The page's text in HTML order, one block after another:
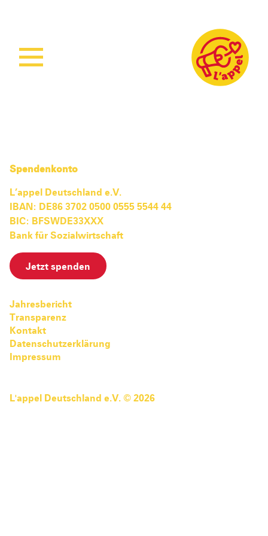
Was wir tun
Wie wir arbeiten
Woman Empowerment
Sichere Geburtshilfe
Ruanda Nursery School Feeding Project
Pediatric Emergency Fund
Abgeschlossene Projekte
Über uns
Unser Team
Mitmachen
Transparenz
Jahresbericht
Partnerschaften
Spenden
Spendenkonto
L’appel Deutschland e.V.
IBAN: DE86 3702 0500 0555 5544 44
BIC: BFSWDE33XXX
Bank für Sozialwirtschaft
Jetzt spenden
Jahresbericht
Transparenz
Kontakt
Datenschutzerklärung
Impressum
L'appel Deutschland e.V. © 2026